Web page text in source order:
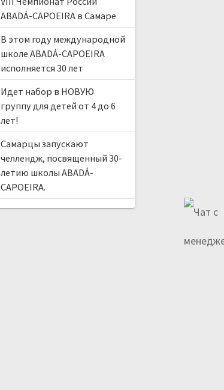
ABADÁ-CAPOEIRA в Самаре
В этом году международной
школе ABADÁ-CAPOEIRA
исполняется 30 лет
Идет набор в НОВУЮ
группу для детей от 4 до 6
лет!
Самарцы запускают
челлендж, посвященный 30-
летию школы ABADÁ-
CAPOEIRA.